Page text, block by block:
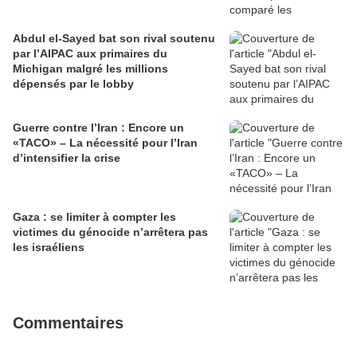
Abdul el-Sayed bat son rival soutenu
par l’AIPAC aux primaires du
Michigan malgré les millions
dépensés par le lobby
Guerre contre l’Iran : Encore un
«TACO» – La nécessité pour l’Iran
d’intensifier la crise
Gaza : se limiter à compter les
victimes du génocide n’arrêtera pas
les israéliens
Commentaires